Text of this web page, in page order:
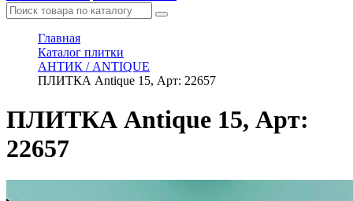
Главная
Каталог плитки
АНТИК / ANTIQUE
ПЛИТКА Antique 15, Арт: 22657
ПЛИТКА Antique 15, Арт:
22657